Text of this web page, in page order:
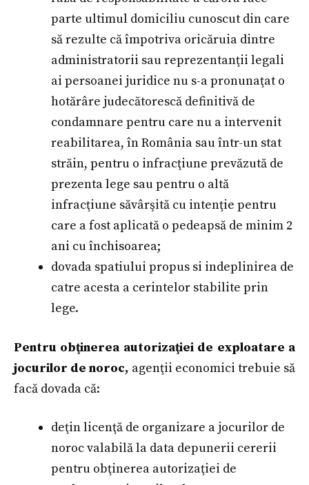
parte ultimul domiciliu cunoscut din care
să rezulte că împotriva oricăruia dintre
administratorii sau reprezentanţii legali
ai persoanei juridice nu s-a pronunaţat o
hotărâre judecătorescă definitivă de
condamnare pentru care nu a intervenit
reabilitarea, în România sau într-un stat
străin, pentru o infracţiune prevăzută de
prezenta lege sau pentru o altă
infracţiune săvârşită cu intenţie pentru
care a fost aplicată o pedeapsă de minim 2
ani cu închisoarea;
dovada spatiului propus si indeplinirea de
catre acesta a cerintelor stabilite prin
lege.
Pentru obţinerea autorizaţiei de exploatare a
jocurilor de noroc, agenţii economici trebuie să
facă dovada că:
deţin licenţă de organizare a jocurilor de
noroc valabilă la data depunerii cererii
pentru obţinerea autorizaţiei de